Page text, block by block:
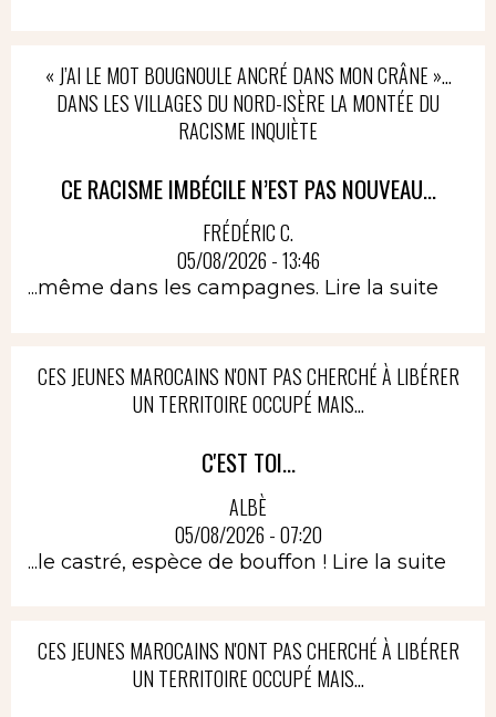
« J’AI LE MOT BOUGNOULE ANCRÉ DANS MON CRÂNE »…
DANS LES VILLAGES DU NORD-ISÈRE LA MONTÉE DU
RACISME INQUIÈTE
CE RACISME IMBÉCILE N’EST PAS NOUVEAU...
FRÉDÉRIC C.
05/08/2026 - 13:46
...même dans les campagnes. Lire la suite
CES JEUNES MAROCAINS N'ONT PAS CHERCHÉ À LIBÉRER
UN TERRITOIRE OCCUPÉ MAIS...
C'EST TOI...
ALBÈ
05/08/2026 - 07:20
...le castré, espèce de bouffon ! Lire la suite
CES JEUNES MAROCAINS N'ONT PAS CHERCHÉ À LIBÉRER
UN TERRITOIRE OCCUPÉ MAIS...